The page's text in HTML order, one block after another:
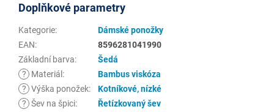
Doplňkové parametry
Kategorie:
Dámské ponožky
EAN:
8596281041990
Základní barva:
Šedá
?
Materiál :
Bambus viskóza
? Výška ponožek:
Kotníkové, nízké
? Šev na špici:
Řetízkovaný šev